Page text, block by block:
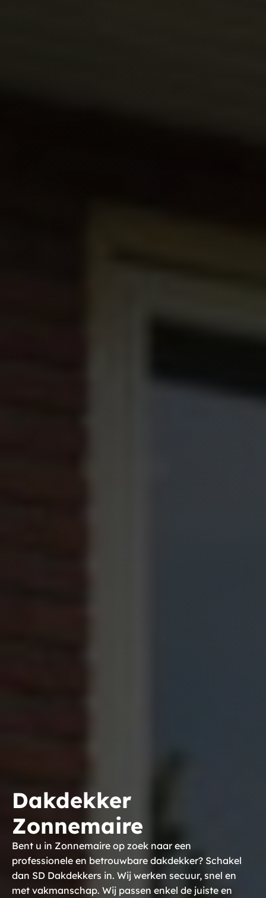
Dakdekker
Zonnemaire
Bent u in Zonnemaire op zoek naar een
professionele en betrouwbare dakdekker? Schakel
dan SD Dakdekkers in. Wij werken secuur, snel en
met vakmanschap. Wij passen enkel de juiste en